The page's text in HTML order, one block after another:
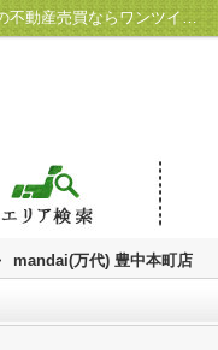
mandai(万代) 豊中本町店情報ページ｜北摂エリア・京阪エリア・大阪市内の不動産売買ならワンツインズホーム
mandai(万代) 豊中本町店